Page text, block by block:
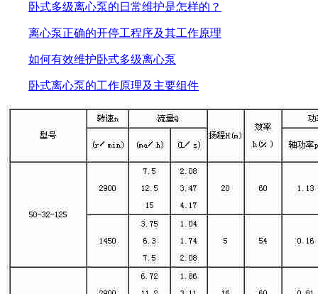
卧式多级离心泵的日常维护是怎样的？
离心泵正确的开停工程序及其工作原理
如何有效维护卧式多级离心泵
卧式离心泵的工作原理及主要组件